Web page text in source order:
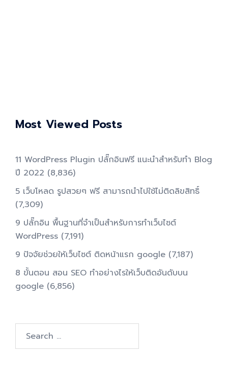
Most Viewed Posts
11 WordPress Plugin ปลั๊กอินฟรี แนะนำสำหรับทำ Blog
ปี 2022 (8,836)
5 เว็บโหลด รูปสวยๆ ฟรี สามารถนำไปใช้ไม่ติดลิขสิทธิ์
(7,309)
9 ปลั๊กอิน พื้นฐานที่จำเป็นสำหรับการทําเว็บไซต์
WordPress (7,191)
9 ปัจจัยช่วยให้เว็บไซต์ ติดหน้าแรก google (7,187)
8 ขั้นตอน สอน SEO ทําอย่างไรให้เว็บติดอันดับบน
google (6,856)
for: